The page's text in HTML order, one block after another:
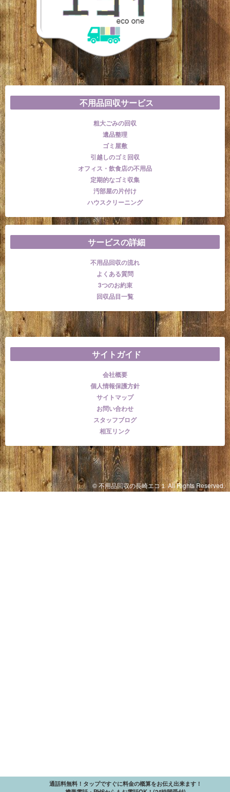
不用品回収サービス
粗大ごみの回収
遺品整理
ゴミ屋敷
引越しのゴミ回収
オフィス・飲食店の不用品
定期的なゴミ収集
汚部屋の片付け
ハウスクリーニング
サービスの詳細
不用品回収の流れ
よくある質問
3つのお約束
回収品目一覧
サイトガイド
会社概要
個人情報保護方針
サイトマップ
お問い合わせ
スタッフブログ
相互リンク
© 不用品回収の長崎エコ１ All Rights Reserved.
通話料無料！タップですぐに料金の概算をお伝え出来ます！